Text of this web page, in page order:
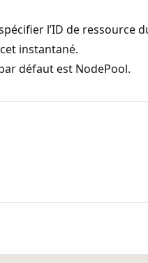
l’ID de ressource
instantané.
défaut est NodePool.